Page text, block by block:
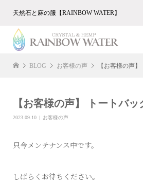
天然石と麻の服【RAINBOW WATER】
BLOG お客様の声 【お客様の声
【お客様の声】 トートバッ
2023.09.10 お客様の声
只今メンテナンス中です。
しばらくお待ちください。